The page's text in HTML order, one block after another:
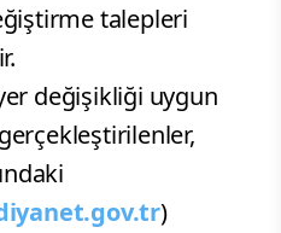
talepleri
değişikliği uygun
)